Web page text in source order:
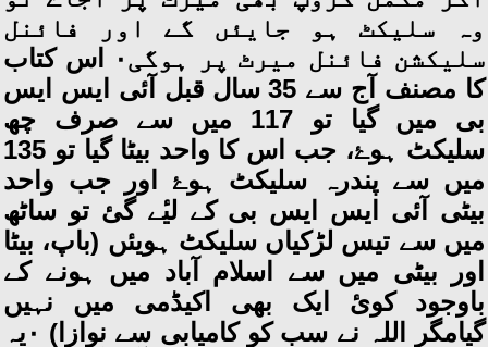
وہ سلیکٹ ہو جایئں گے اور فائنل
سلیکشن فائنل میرٹ پر ہوگی۰ اس کتاب
کا مصنف آج سے 35 سال قبل آئی ایس ایس
بی میں گیا تو 117 میں سے صرف چھ
سلیکٹ ہوۓ، جب اس کا واحد بیٹا گیا تو 135
میں سے پندرہ سلیکٹ ہوۓ اور جب واحد
بیٹی آئی ایس ایس بی کے لیٔے گئ تو ساٹھ
میں سے تیس لڑکیاں سلیکٹ ہویئں (باپ، بیٹا
اور بیٹی میں سے اسلام آباد میں ہونے کے
باوجود کویٔ ایک بھی اکیڈمی میں نہیں
گیامگر اللہ نے سب کو کامیابی سے نوازا) ۰یہ